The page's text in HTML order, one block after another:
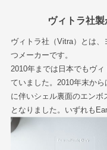
ヴィトラ社
ヴィトラ社（Vitra）とは
つメーカーです。
2010年までは日本でもヴ
ていました。2010年末か
に伴いシェル裏面のエン
となりました。いずれも